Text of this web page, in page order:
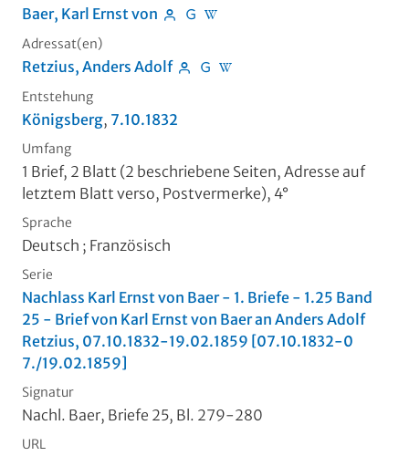
Baer, Karl Ernst von
Adressat(en)
Retzius, Anders Adolf
Entstehung
Königsberg, 7.10.1832
Umfang
1 Brief, 2 Blatt (2 beschriebene Seiten, Adresse auf
letztem Blatt verso, Postvermerke), 4°
Sprache
Deutsch ; Französisch
Serie
Nachlass Karl Ernst von Baer - 1. Briefe - 1.25 Band
25 - Brief von Karl Ernst von Baer an Anders Adolf
Retzius, 07.10.1832-19.02.1859 [07.10.1832-0
7./19.02.1859]
Signatur
Nachl. Baer, Briefe 25, Bl. 279-280
URL